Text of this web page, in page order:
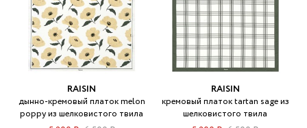
RAISIN
дынно-кремовый платок melon
poppy из шелковистого твила
RAISIN
кремовый платок tartan sage из
шелковистого твила